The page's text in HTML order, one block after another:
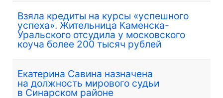
Взяла кредиты на курсы «успешного
успеха». Жительница Каменска-
Уральского отсудила у московского
коуча более 200 тысяч рублей
Екатерина Савина назначена
на должность мирового судьи
в Синарском районе